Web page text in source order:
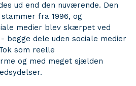
ud end den nuværende. Den
fra 1996, og
medier blev skærpet ved
begge dele uden sociale medier
som reelle
og med meget sjælden